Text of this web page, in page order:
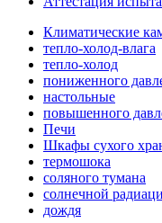
Климатические
тепло-холод-влага
тепло-холод
пониженного
настольные
повышенного
Печи
Шкафы сухого
термошока
соляного тумана
солнечной
дождя